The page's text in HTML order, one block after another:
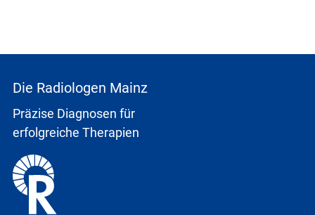
Die Radiologen Mainz
Präzise Diagnosen für
erfolgreiche Therapien